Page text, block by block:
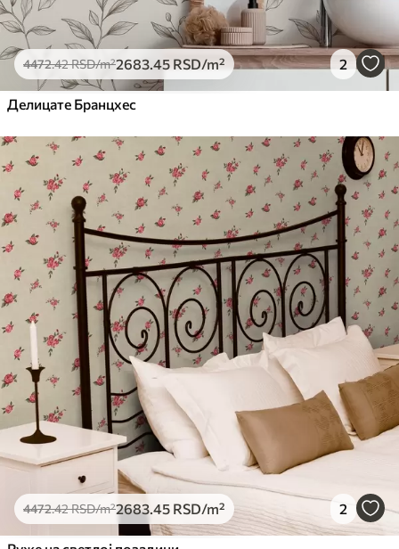
4472.42RSD/m²2683.45 RSD/m² 2
Делицате Бранцхес
4472.42RSD/m²2683.45 RSD/m² 2